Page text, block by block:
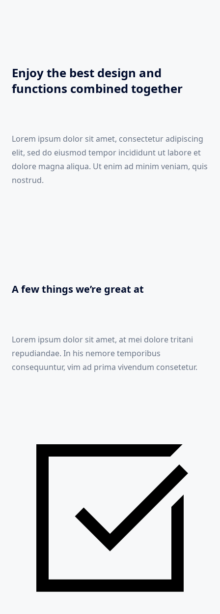
Enjoy the best design and
functions combined together
Lorem ipsum dolor sit amet, consectetur adipiscing
elit, sed do eiusmod tempor incididunt ut labore et
dolore magna aliqua. Ut enim ad minim veniam, quis
nostrud.
A few things we’re great at
Lorem ipsum dolor sit amet, at mei dolore tritani
repudiandae. In his nemore temporibus
consequuntur, vim ad prima vivendum consetetur.